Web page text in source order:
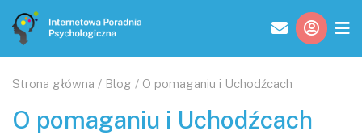
Strona główna / Blog / O pomaganiu i Uchodźcach
O pomaganiu i Uchodźcach